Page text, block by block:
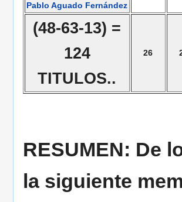
Pablo Aguado Fernández
(48-63-13) =
124
TITULOS..
26
RESUMEN: De
la siguiente